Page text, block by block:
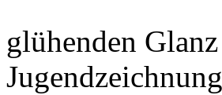
glühenden